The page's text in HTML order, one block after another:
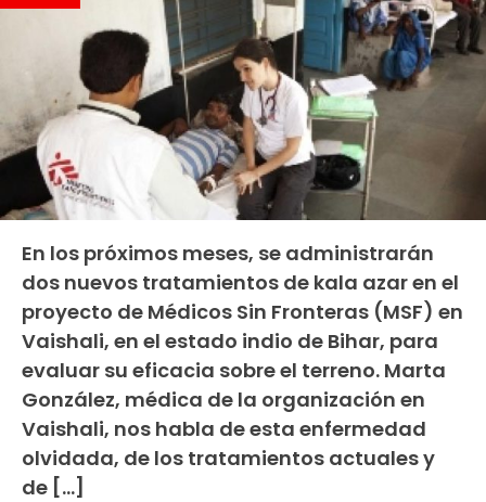
En los próximos meses, se administrarán
dos nuevos tratamientos de kala azar en el
proyecto de Médicos Sin Fronteras (MSF) en
Vaishali, en el estado indio de Bihar, para
evaluar su eficacia sobre el terreno. Marta
González, médica de la organización en
Vaishali, nos habla de esta enfermedad
olvidada, de los tratamientos actuales y
de […]